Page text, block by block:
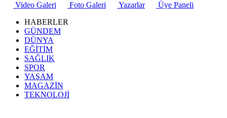
Video Galeri
Foto Galeri Yazarlar
Üye Paneli
HABERLER
GÜNDEM
DÜNYA
EĞİTİM
SAĞLIK
SPOR
YAŞAM
MAGAZİN
TEKNOLOJİ